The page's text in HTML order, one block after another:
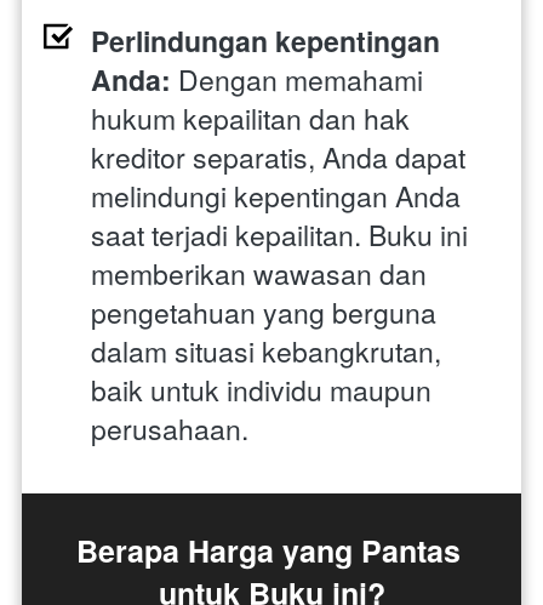
Perlindungan kepentingan
Anda: Dengan memahami
hukum kepailitan dan hak
kreditor separatis, Anda dapat
melindungi kepentingan Anda
saat terjadi kepailitan. Buku ini
memberikan wawasan dan
pengetahuan yang berguna
dalam situasi kebangkrutan,
baik untuk individu maupun
perusahaan.
Berapa Harga yang Pantas
untuk Buku ini?